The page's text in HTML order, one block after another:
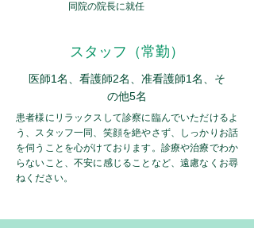
同院の院長に就任
スタッフ（常勤）
医師1名、看護師2名、准看護師1名、そ
の他5名
患者様にリラックスして診察に臨んでいただけるよ
う、スタッフ一同、笑顔を絶やさず、しっかりお話
を伺うことを心がけております。診療や治療でわか
らないこと、不安に感じることなど、遠慮なくお尋
ねください。